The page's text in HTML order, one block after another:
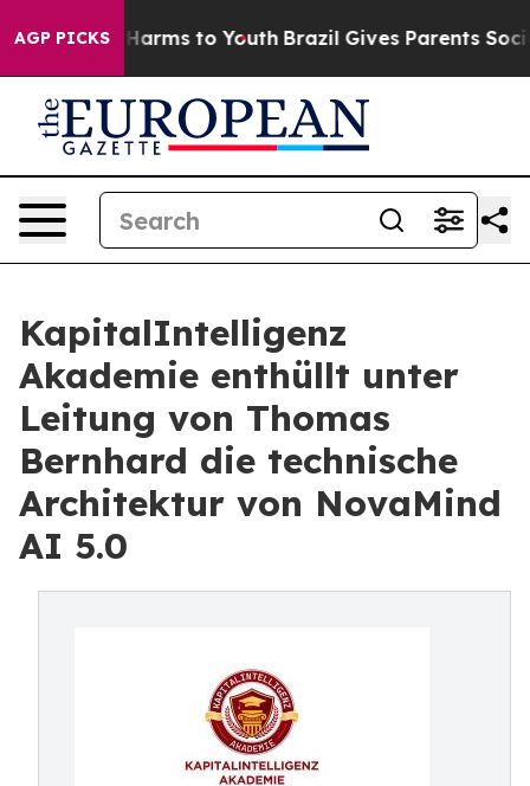
AGP PICKS
Abate Harms to Youth Brazil Gives Parents Social
KapitalIntelligenz
Akademie enthüllt unter
Leitung von Thomas
Bernhard die technische
Architektur von NovaMind
AI 5.0